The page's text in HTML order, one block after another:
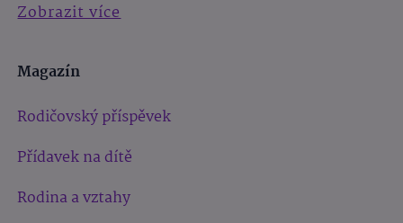
Zobrazit více
Magazín
Rodičovský příspěvek
Přídavek na dítě
Rodina a vztahy